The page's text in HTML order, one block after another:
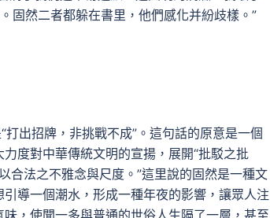
固然二者都躲在書里，他們感化并紛歧樣。”
出招牌，非挑戰不成”。這句話的原意是一個
度對中華傳統文明的宣揚，展開“批駁之批
合法之不雅念與尺度。”這里說的固然是一種文
導一個潮水，形成一種年夜的影響，讓眾人注
，使聞一多與普通的世俗人生隔了一層，甚至